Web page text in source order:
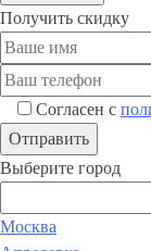
Получить скидку
Согласен с
Выберите город
Москва